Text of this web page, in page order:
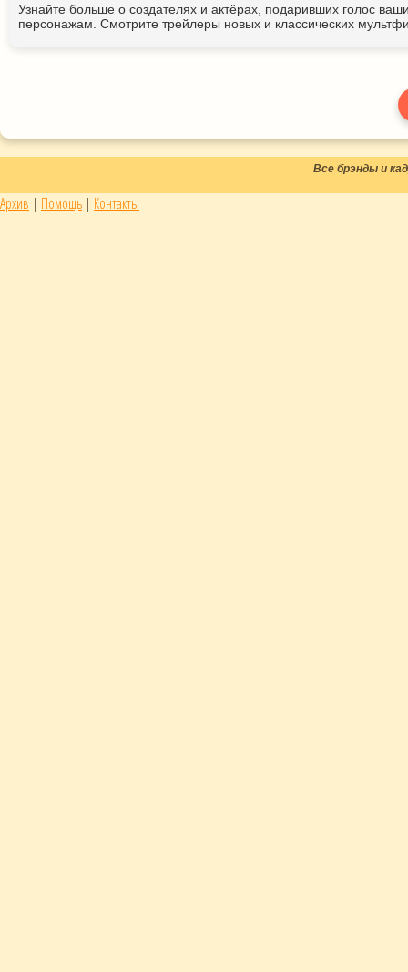
Узнайте больше о создателях и актёрах, подаривших голос
персонажам. Смотрите трейлеры новых и классических
Все брэнды и
Архив | Помощь | Контакты